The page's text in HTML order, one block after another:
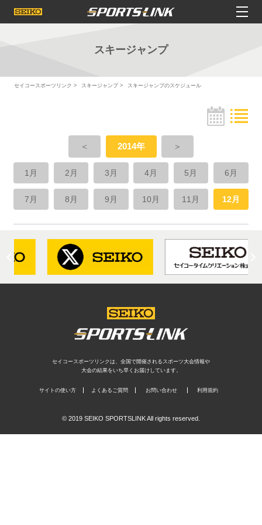
スキージャンプ
セイコースポーツリンク スキージャンプ スキージャンプのスケジュール
＜ 2014年 ＞
1月 2月 3月 4月 5月 6月
7月 8月 9月 10月 11月 12月
セイコースポーツリンクは、全国で開催されるスポーツ大会情報や
大会の結果をいち早くお届けしています。
サイトの使い方 よくあるご質問 お問い合わせ 利用規約
© 2019 SEIKO SPORTSLINK All rights reserved.